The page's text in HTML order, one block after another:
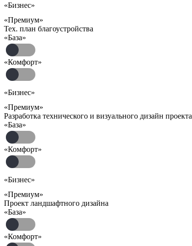
«Бизнес»
«Премиум»
Тех. план благоустройства
«База»
«Комфорт»
«Бизнес»
«Премиум»
Разработка технического и визуального дизайн проекта
«База»
«Комфорт»
«Бизнес»
«Премиум»
Проект ландшафтного дизайна
«База»
«Комфорт»